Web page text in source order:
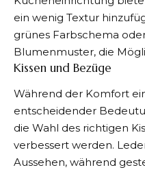
ein wenig Textur
grünes Farbschema
Blumenmuster, die
Kissen und Bezüge
Während der Komfort
entscheidender
die Wahl des richtigen
verbessert werden.
Aussehen, während